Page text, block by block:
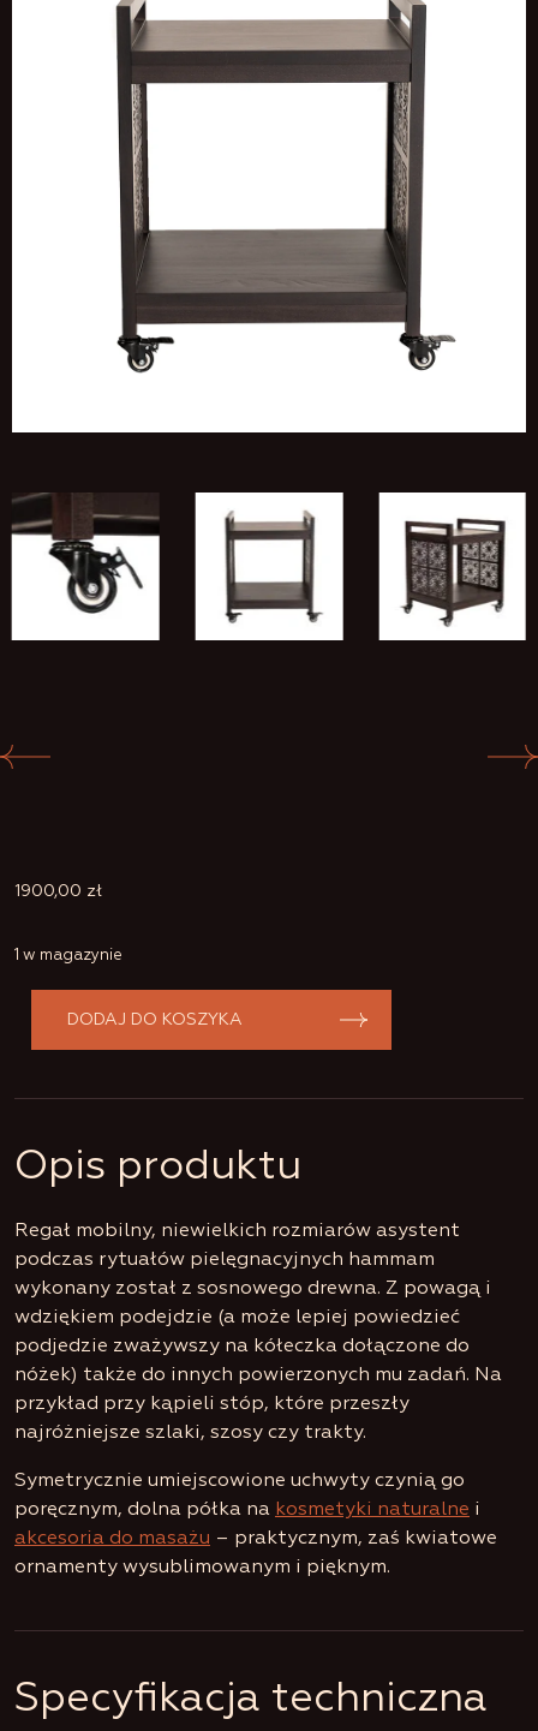
1900,00 zł
1 w magazynie
DODAJ DO KOSZYKA
Opis produktu
Regał mobilny, niewielkich rozmiarów asystent
podczas rytuałów pielęgnacyjnych hammam
wykonany został z sosnowego drewna. Z powagą i
wdziękiem podejdzie (a może lepiej powiedzieć
podjedzie zważywszy na kółeczka dołączone do
nóżek) także do innych powierzonych mu zadań. Na
przykład przy kąpieli stóp, które przeszły
najróżniejsze szlaki, szosy czy trakty.
Symetrycznie umiejscowione uchwyty czynią go
poręcznym, dolna półka na kosmetyki naturalne i
akcesoria do masażu – praktycznym, zaś kwiatowe
ornamenty wysublimowanym i pięknym.
Specyfikacja techniczna